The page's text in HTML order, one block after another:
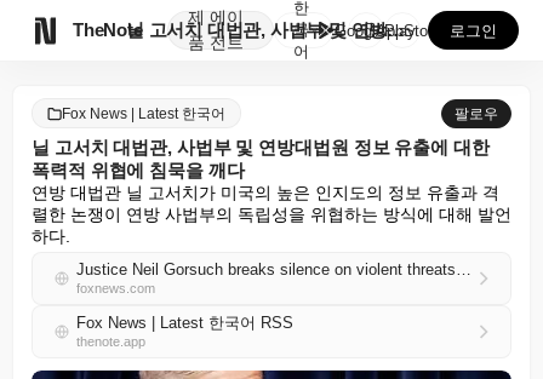
TheNote
제
품
에이
전트
닐 고서치 대법관, 사법부 및 연방대법원 정보 유출에 ...
한
국
어
GooglePlay
AppStore 로그인
Fox News | Latest 한국어 팔로우
닐 고서치 대법관, 사법부 및 연방대법원 정보 유출에 대한
폭력적 위협에 침묵을 깨다
연방 대법관 닐 고서치가 미국의 높은 인지도의 정보 유출과 격
렬한 논쟁이 연방 사법부의 독립성을 위협하는 방식에 대해 발언
하다.
Justice Neil Gorsuch breaks silence on violent threats against judiciary, Supreme Court leaks
foxnews.com
Fox News | Latest 한국어 RSS
thenote.app